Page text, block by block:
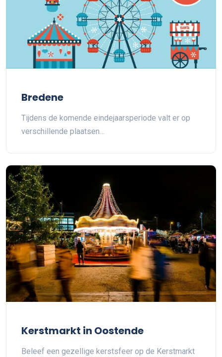
Bredene
Tijdens de komende eindejaarsperiode valt er op
verschillende plaatsen…
Kerstmarkt in Oostende
Beleef een gezellige kerstsfeer op de Kerstmarkt